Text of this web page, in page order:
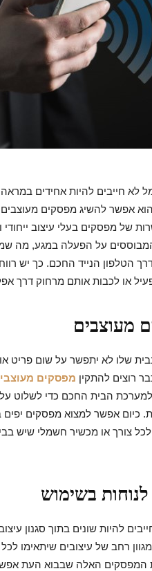
חייבים להיות אחידים במראה
אפשר להשיג מפסקים
מפסקים בעלי עיצוב ייחודי
על הפעלה במגע, מה
הטלפון הנייד החכם. כך יש
או לכבות אותם מרחוק דרך
מעוצבים
שלו לא יתפשר על שום פריט
רוצים להתקין מפסקים
הבית החכם כדי לשלוט
כיום אפשר למצוא מפסקים יפים
צורך או מכשיר חשמלי שיש
בשימוש
להיות שונים בתוך סגנון
רחב של עיצובים שיתאימו
המפסקים האלה שבבוא העת